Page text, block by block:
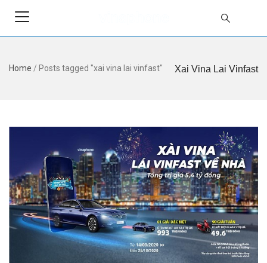
Xai Vina Lai Vinfast
Home / Posts tagged "xai vina lai vinfast"